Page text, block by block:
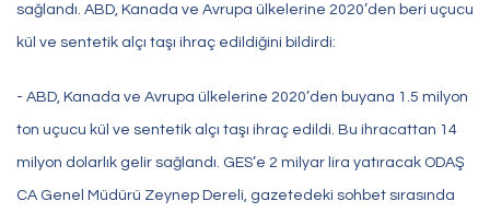
sağlandı. ABD, Kanada ve Avrupa ülkelerine 2020’den beri uçucu
kül ve sentetik alçı taşı ihraç edildiğini bildirdi:
- ABD, Kanada ve Avrupa ülkelerine 2020’den buyana 1.5 milyon
ton uçucu kül ve sentetik alçı taşı ihraç edildi. Bu ihracattan 14
milyon dolarlık gelir sağlandı. GES’e 2 milyar lira yatıracak ODAŞ
CA Genel Müdürü Zeynep Dereli, gazetedeki sohbet sırasında